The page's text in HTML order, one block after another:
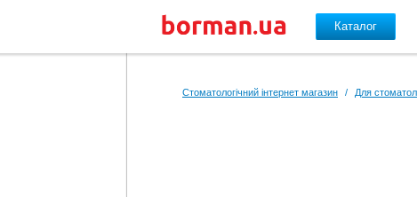
Каталог
Стоматологічний інтернет магазин / Для